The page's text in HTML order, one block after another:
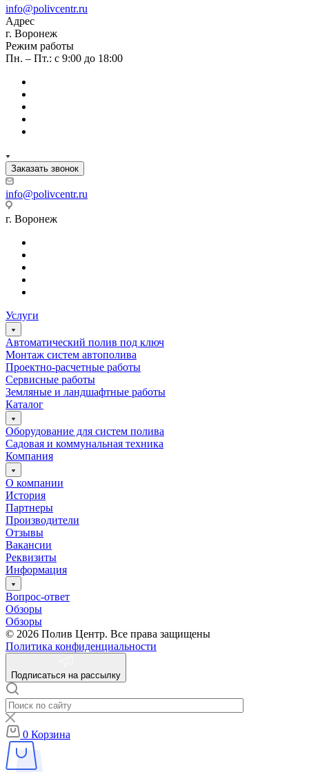
info@polivcentr.ru
Адрес
г. Воронеж
Режим работы
Пн. – Пт.: с 9:00 до 18:00
Заказать звонок
info@polivcentr.ru
г. Воронеж
Услуги
Автоматический полив под ключ
Монтаж систем автополива
Проектно-расчетные работы
Сервисные работы
Земляные и ландшафтные работы
Каталог
Оборудование для систем полива
Садовая и коммунальная техника
Компания
О компании
История
Партнеры
Производители
Отзывы
Вакансии
Реквизиты
Информация
Вопрос-ответ
Обзоры
Обзоры
© 2026 Полив Центр. Все права защищены
Политика конфиденциальности
Подписаться на рассылку
0 Корзина